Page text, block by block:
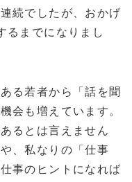
続でしたが、おかげ
るまでになりまし
る若者から「話を聞
会も増えています。
るとは言えません
、私なりの「仕事
事のヒントになれば